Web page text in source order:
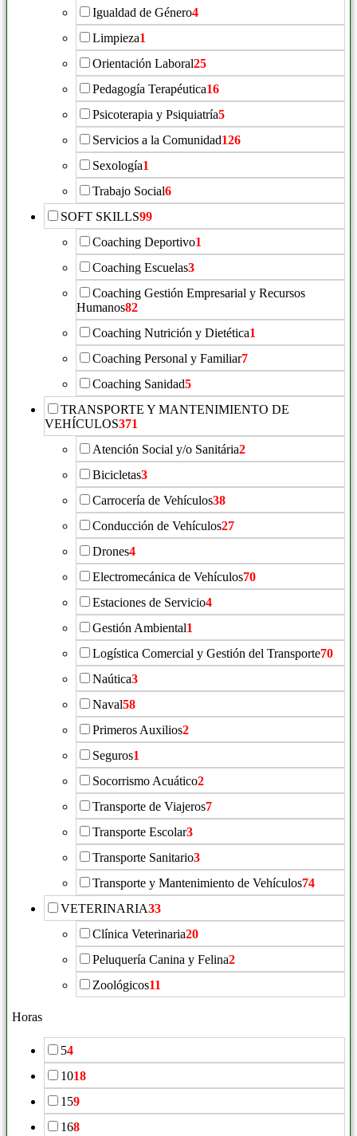
Igualdad de Género4
Limpieza1
Orientación Laboral25
Pedagogía Terapéutica16
Psicoterapia y Psiquiatría5
Servicios a la Comunidad126
Sexología1
Trabajo Social6
SOFT SKILLS99
Coaching Deportivo1
Coaching Escuelas3
Coaching Gestión Empresarial y Recursos
Humanos82
Coaching Nutrición y Dietética1
Coaching Personal y Familiar7
Coaching Sanidad5
TRANSPORTE Y MANTENIMIENTO DE
VEHÍCULOS371
Atención Social y/o Sanitária2
Bicicletas3
Carrocería de Vehículos38
Conducción de Vehículos27
Drones4
Electromecánica de Vehículos70
Estaciones de Servicio4
Gestión Ambiental1
Logística Comercial y Gestión del Transporte70
Naútica3
Naval58
Primeros Auxilios2
Seguros1
Socorrismo Acuático2
Transporte de Viajeros7
Transporte Escolar3
Transporte Sanitario3
Transporte y Mantenimiento de Vehículos74
VETERINARIA33
Clínica Veterinaria20
Peluquería Canina y Felina2
Zoológicos11
Horas
54
1018
159
168